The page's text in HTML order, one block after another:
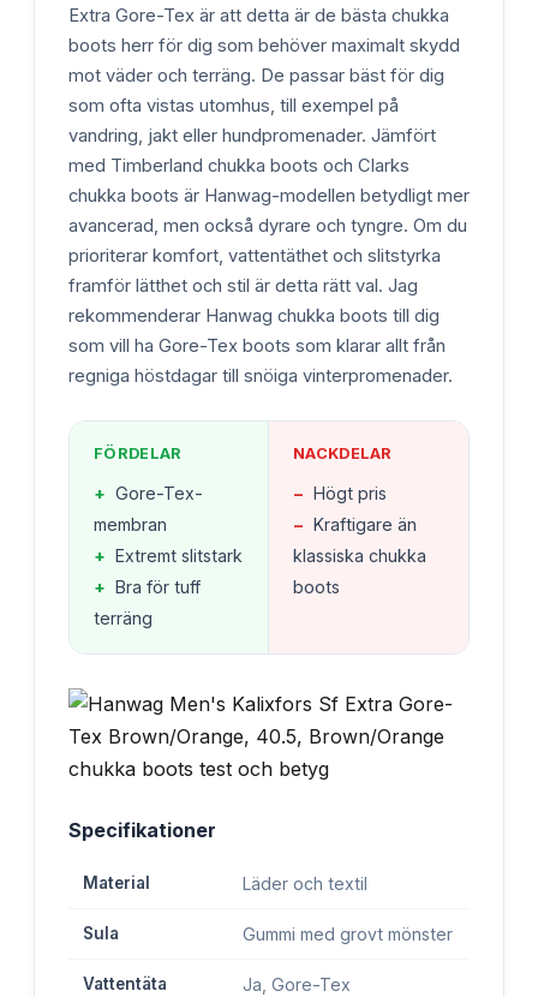
Extra Gore-Tex är att detta är de bästa chukka
boots herr för dig som behöver maximalt skydd
mot väder och terräng. De passar bäst för dig
som ofta vistas utomhus, till exempel på
vandring, jakt eller hundpromenader. Jämfört
med Timberland chukka boots och Clarks
chukka boots är Hanwag-modellen betydligt mer
avancerad, men också dyrare och tyngre. Om du
prioriterar komfort, vattentäthet och slitstyrka
framför lätthet och stil är detta rätt val. Jag
rekommenderar Hanwag chukka boots till dig
som vill ha Gore-Tex boots som klarar allt från
regniga höstdagar till snöiga vinterpromenader.
FÖRDELAR
+ Gore-Tex-
membran
+ Extremt slitstark
+ Bra för tuff
terräng
NACKDELAR
− Högt pris
− Kraftigare än
klassiska chukka
boots
Specifikationer
Material Läder och textil
Sula Gummi med grovt mönster
Vattentäta Ja, Gore-Tex